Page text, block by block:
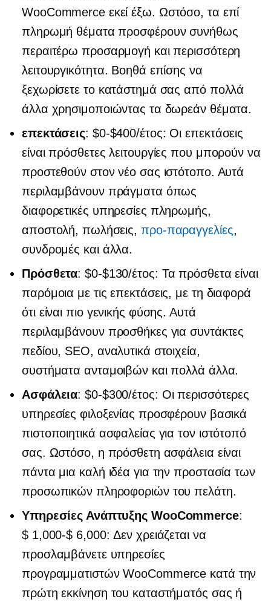
WooCommerce εκεί έξω. Ωστόσο, τα επί
πληρωμή θέματα προσφέρουν συνήθως
περαιτέρω προσαρμογή και περισσότερη
λειτουργικότητα. Βοηθά επίσης να
ξεχωρίσετε το κατάστημά σας από πολλά
άλλα χρησιμοποιώντας τα δωρεάν θέματα.
επεκτάσεις: $0-$400/έτος: Οι επεκτάσεις
είναι πρόσθετες λειτουργίες που μπορούν να
προστεθούν στον νέο σας ιστότοπο. Αυτά
περιλαμβάνουν πράγματα όπως
διαφορετικές υπηρεσίες πληρωμής,
αποστολή, πωλήσεις, προ-παραγγελίες,
συνδρομές και άλλα.
Πρόσθετα:$0-$130/έτος: Τα πρόσθετα είναι
παρόμοια με τις επεκτάσεις, με τη διαφορά
ότι είναι πιο γενικής φύσης. Αυτά
περιλαμβάνουν προσθήκες για συντάκτες
πεδίου, SEO, αναλυτικά στοιχεία,
συστήματα ανταμοιβών και πολλά άλλα.
Ασφάλεια:$0-$300/έτος: Οι περισσότερες
υπηρεσίες φιλοξενίας προσφέρουν βασικά
πιστοποιητικά ασφαλείας για τον ιστότοπό
σας. Ωστόσο, η πρόσθετη ασφάλεια είναι
πάντα μια καλή ιδέα για την προστασία των
προσωπικών πληροφοριών του πελάτη.
Υπηρεσίες Ανάπτυξης WooCommerce:
$ 1,000-$ 6,000: Δεν χρειάζεται να
προσλαμβάνετε υπηρεσίες
προγραμματιστών WooCommerce κατά την
πρώτη εκκίνηση του καταστήματός σας ή